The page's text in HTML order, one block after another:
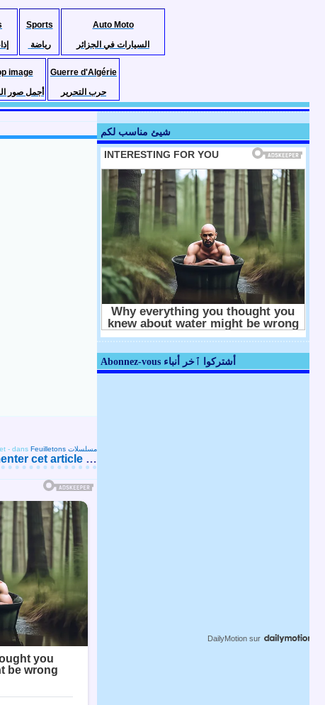
Sports
رياضة
Auto Moto
السيارات في الجزائر
image
أجمل صور
Guerre d'Algérie
حرب التحرير
- dans Feuilletons مسلسلات
cet article …
شيئ مناسب لكم
Abonnez-vous أشتركوا ٱخر أنباء
DailyMotion sur